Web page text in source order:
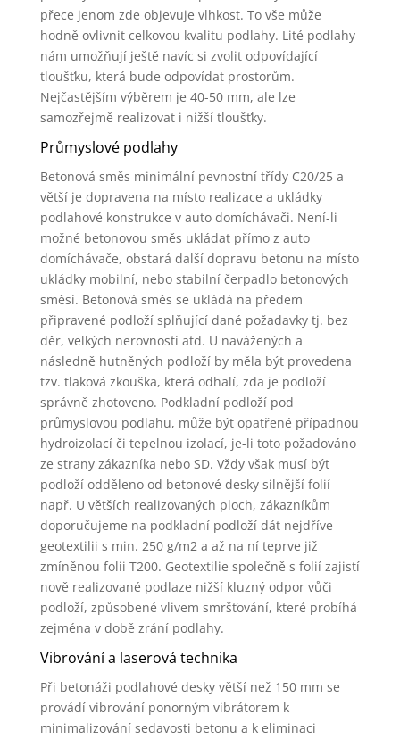
přece jenom zde objevuje vlhkost. To vše může
hodně ovlivnit celkovou kvalitu podlahy. Lité podlahy
nám umožňují ještě navíc si zvolit odpovídající
tloušťku, která bude odpovídat prostorům.
Nejčastějším výběrem je 40-50 mm, ale lze
samozřejmě realizovat i nižší tloušťky.
Průmyslové podlahy
Betonová směs minimální pevnostní třídy C20/25 a
větší je dopravena na místo realizace a ukládky
podlahové konstrukce v auto domíchávači. Není-li
možné betonovou směs ukládat přímo z auto
domíchávače, obstará další dopravu betonu na místo
ukládky mobilní, nebo stabilní čerpadlo betonových
směsí. Betonová směs se ukládá na předem
připravené podloží splňující dané požadavky tj. bez
děr, velkých nerovností atd. U navážených a
následně hutněných podloží by měla být provedena
tzv. tlaková zkouška, která odhalí, zda je podloží
správně zhotoveno. Podkladní podloží pod
průmyslovou podlahu, může být opatřené případnou
hydroizolací či tepelnou izolací, je-li toto požadováno
ze strany zákazníka nebo SD. Vždy však musí být
podloží odděleno od betonové desky silnější folií
např. U větších realizovaných ploch, zákazníkům
doporučujeme na podkladní podloží dát nejdříve
geotextilii s min. 250 g/m2 a až na ní teprve již
zmíněnou folii T200. Geotextilie společně s folií zajistí
nově realizované podlaze nižší kluzný odpor vůči
podloží, způsobené vlivem smršťování, které probíhá
zejména v době zrání podlahy.
Vibrování a laserová technika
Při betonáži podlahové desky větší než 150 mm se
provádí vibrování ponorným vibrátorem k
minimalizování sedavosti betonu a k eliminaci